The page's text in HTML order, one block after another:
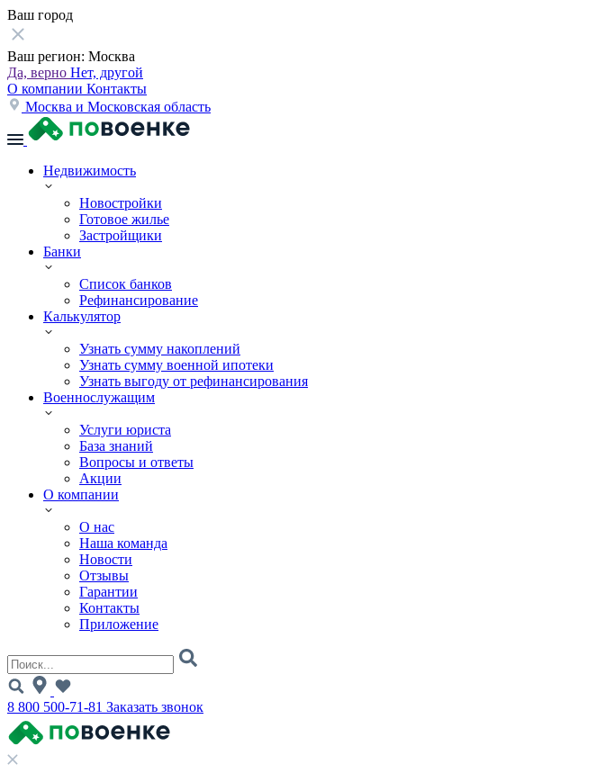
Ваш город
Ваш регион: Москва
Да, верно Нет, другой
О компании Контакты
Москва и Московская область
Недвижимость
Новостройки
Готовое жилье
Застройщики
Банки
Список банков
Рефинансирование
Калькулятор
Узнать сумму накоплений
Узнать сумму военной ипотеки
Узнать выгоду от рефинансирования
Военнослужащим
Услуги юриста
База знаний
Вопросы и ответы
Акции
О компании
О нас
Наша команда
Новости
Отзывы
Гарантии
Контакты
Приложение
8 800 500-71-81 Заказать звонок